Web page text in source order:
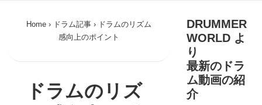
Home › ドラム記事 › ドラムのリズム
感向上のポイント
ドラムのリズ
DRUMMER
WORLD よ
り
最新のドラ
ム動画の紹
介